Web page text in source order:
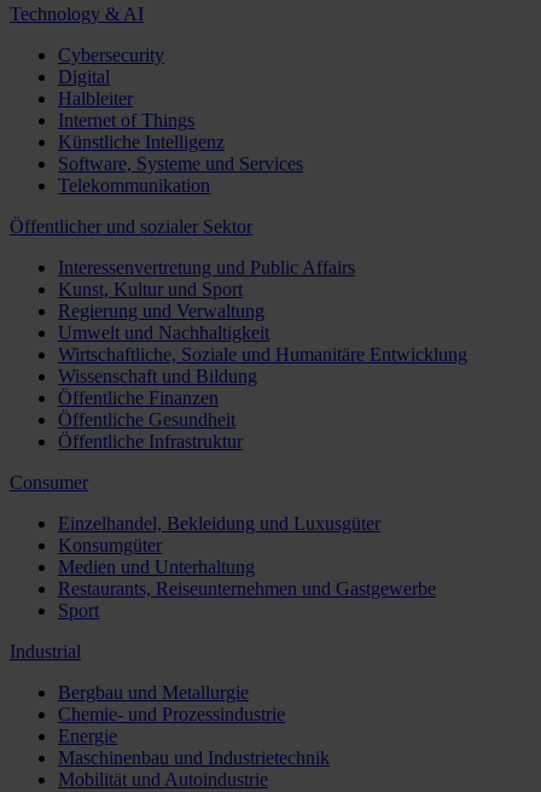
Technology & AI
Cybersecurity
Digital
Halbleiter
Internet of Things
Künstliche Intelligenz
Software, Systeme und Services
Telekommunikation
Öffentlicher und sozialer Sektor
Interessenvertretung und Public Affairs
Kunst, Kultur und Sport
Regierung und Verwaltung
Umwelt und Nachhaltigkeit
Wirtschaftliche, Soziale und Humanitäre Entwicklung
Wissenschaft und Bildung
Öffentliche Finanzen
Öffentliche Gesundheit
Öffentliche Infrastruktur
Consumer
Einzelhandel, Bekleidung und Luxusgüter
Konsumgüter
Medien und Unterhaltung
Restaurants, Reiseunternehmen und Gastgewerbe
Sport
Industrial
Bergbau und Metallurgie
Chemie- und Prozessindustrie
Energie
Maschinenbau und Industrietechnik
Mobilität und Autoindustrie